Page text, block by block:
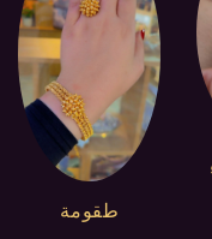
طقومة